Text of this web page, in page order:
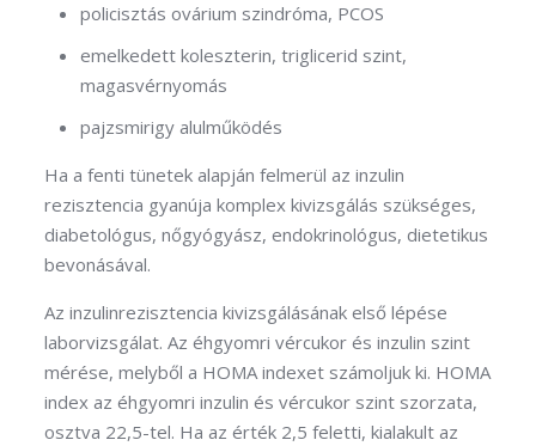
policisztás ovárium szindróma, PCOS
emelkedett koleszterin, triglicerid szint,
magasvérnyomás
pajzsmirigy alulműködés
Ha a fenti tünetek alapján felmerül az inzulin
rezisztencia gyanúja komplex kivizsgálás szükséges,
diabetológus, nőgyógyász, endokrinológus, dietetikus
bevonásával.
Az inzulinrezisztencia kivizsgálásának első lépése
laborvizsgálat. Az éhgyomri vércukor és inzulin szint
mérése, melyből a HOMA indexet számoljuk ki. HOMA
index az éhgyomri inzulin és vércukor szint szorzata,
osztva 22,5-tel. Ha az érték 2,5 feletti, kialakult az